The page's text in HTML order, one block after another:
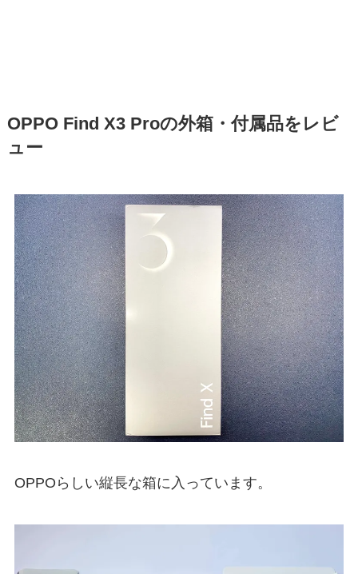
OPPO Find X3 Proの外箱・付属品をレビ
ュー
OPPOらしい縦長な箱に入っています。